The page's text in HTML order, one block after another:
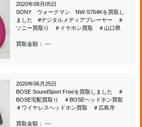
2020年08月05日
SONY ウォークマン NW-S764Kを買取し
ました #デジタルメディアプレーヤー ＃
ソニー買取り ＃イヤホン買取 ＃山口県
買取金額： ---
2020年06月25日
BOSE SoundSport Freeを買取しました ＃
BOSE宅配買取り ＃BOSEヘッドホン買取
＃ワイヤレスヘッドホン買取 ＃広島市
買取金額： ---